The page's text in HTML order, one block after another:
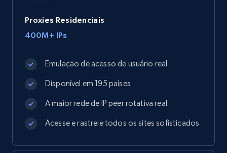
Proxies Residenciais
400M+ IPs
Emulação de acesso de usuário real
Disponível em 195 países
A maior rede de IP peer rotativa real
Acesse e rastreie todos os sites sofisticados